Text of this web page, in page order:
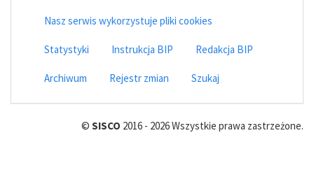
Nasz serwis wykorzystuje pliki cookies
Statystyki Instrukcja BIP Redakcja BIP
Archiwum Rejestr zmian Szukaj
© SISCO 2016 - 2026 Wszystkie prawa zastrzeżone.